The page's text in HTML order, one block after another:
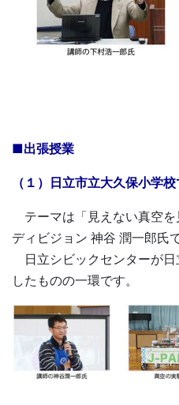
■出張授業
（１）日立市立大久保小学
テーマは「見えない真空
ディビジョン 神谷 潤一郎氏
日立シビックセンターが
したものの一環です。